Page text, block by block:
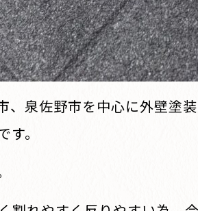
、泉佐野市を中心に外壁塗
。